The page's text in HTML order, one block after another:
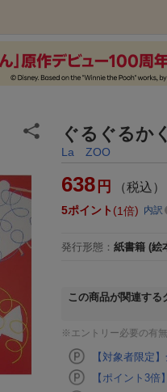
ぐるぐるか
La ZOO
638 円 （税込）
5ポイント 1倍 内訳
発行形態 ： 紙書籍 (絵
この商品が関連する
※エントリー必要の有
【対象者限定
【ポイント3